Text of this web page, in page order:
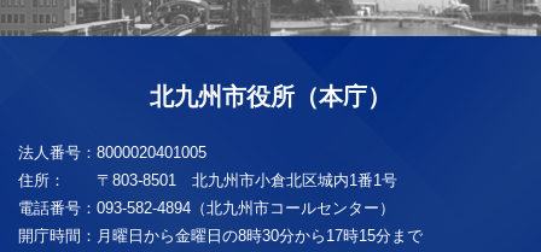
北九州市役所（本庁）
法人番号： 8000020401005
住所：
〒803-8501 北九州市小倉北区城内1番1号
電話番号： 093-582-4894（北九州市コールセンター）
開庁時間： 月曜日から金曜日の8時30分から17時15分まで